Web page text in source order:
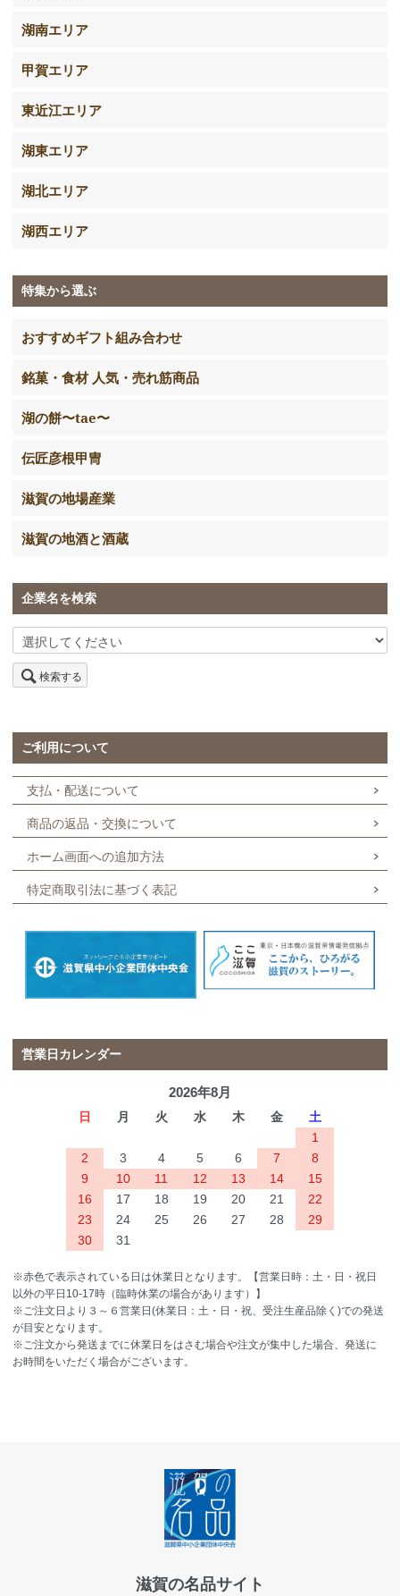
湖南エリア
甲賀エリア
東近江エリア
湖東エリア
湖北エリア
湖西エリア
特集から選ぶ
おすすめギフト組み合わせ
銘菓・食材 人気・売れ筋商品
湖の餅〜tae〜
伝匠彦根甲冑
滋賀の地場産業
滋賀の地酒と酒蔵
企業名を検索
検索する
ご利用について
支払・配送について
商品の返品・交換について
ホーム画面への追加方法
特定商取引法に基づく表記
営業日カレンダー
2026年8月
日 月 火 水 木 金
土
1
2
3 4 5 6 7
8
9
10 11 12 13 14
15
16
17 18 19 20 21
22
23
24 25 26 27 28
29
30
31
※赤色で表示されている日は休業日となります。【営業日時：土・日・祝日
以外の平日10-17時（臨時休業の場合があります）】
※ご注文日より３～６営業日(休業日：土・日・祝、受注生産品除く)での発送
が目安となります。
※ご注文から発送までに休業日をはさむ場合や注文が集中した場合、発送に
お時間をいただく場合がございます。
滋賀の名品サイト